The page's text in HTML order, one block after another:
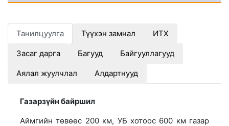
Танилцуулга Түүхэн замнал ИТХ
Засаг дарга Багууд Байгууллагууд
Аялал жуулчлал Алдартнууд
Газарзүйн байршил
Аймгийн төвөөс 200 км, УБ хотоос 600 км газар